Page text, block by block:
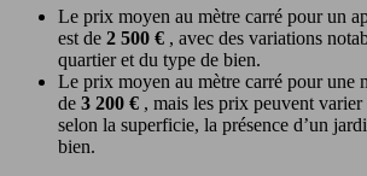
Le prix moyen au mètre carré pour un
est de 2 500 € , avec des variations
quartier et du type de bien.
Le prix moyen au mètre carré pour une
de 3 200 € , mais les prix peuvent
selon la superficie, la présence d’un
bien.